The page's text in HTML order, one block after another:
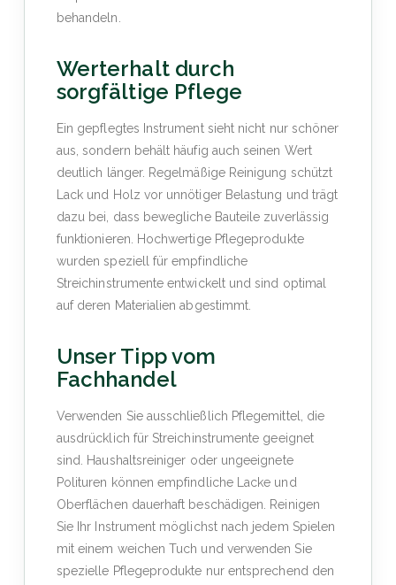
behandeln.
Werterhalt durch
sorgfältige Pflege
Ein gepflegtes Instrument sieht nicht nur schöner
aus, sondern behält häufig auch seinen Wert
deutlich länger. Regelmäßige Reinigung schützt
Lack und Holz vor unnötiger Belastung und trägt
dazu bei, dass bewegliche Bauteile zuverlässig
funktionieren. Hochwertige Pflegeprodukte
wurden speziell für empfindliche
Streichinstrumente entwickelt und sind optimal
auf deren Materialien abgestimmt.
Unser Tipp vom
Fachhandel
Verwenden Sie ausschließlich Pflegemittel, die
ausdrücklich für Streichinstrumente geeignet
sind. Haushaltsreiniger oder ungeeignete
Polituren können empfindliche Lacke und
Oberflächen dauerhaft beschädigen. Reinigen
Sie Ihr Instrument möglichst nach jedem Spielen
mit einem weichen Tuch und verwenden Sie
spezielle Pflegeprodukte nur entsprechend den